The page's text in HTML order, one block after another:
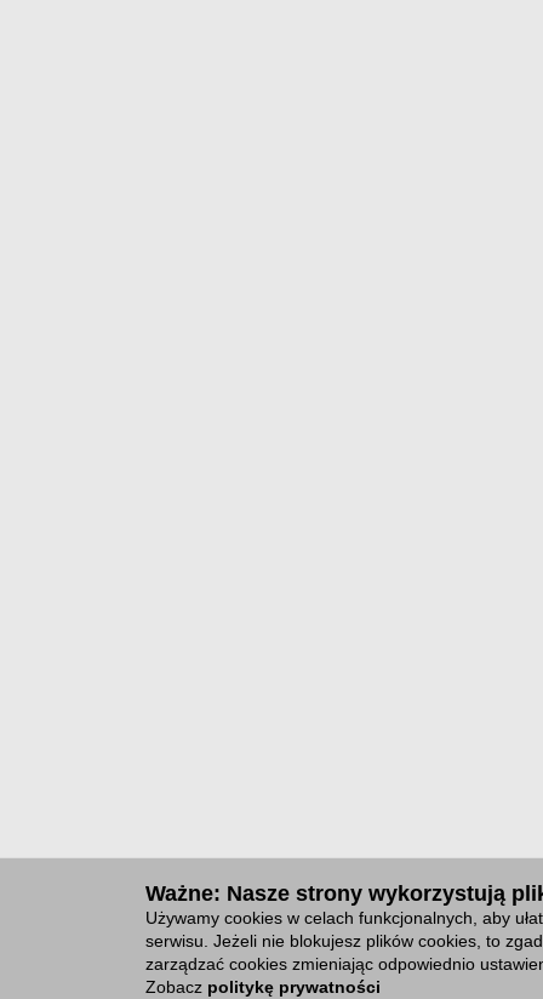
Ważne: Nasze strony wykorzystują
Używamy cookies w celach funkcjonalnych, aby
serwisu. Jeżeli nie blokujesz plików cookies, to
zarządzać cookies zmieniając odpowiednio
Zobacz politykę prywatności